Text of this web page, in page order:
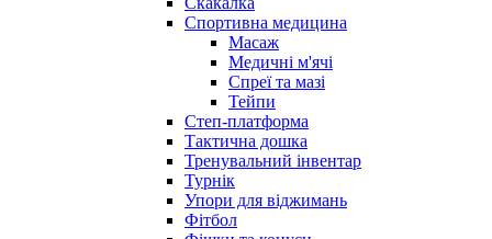
Спортивна медицина
Масаж
Медичні м'ячі
Спреї та мазі
Тейпи
Степ-платформа
Тактична дошка
Тренувальний інвентар
Турнік
Упори для віджимань
Фітбол